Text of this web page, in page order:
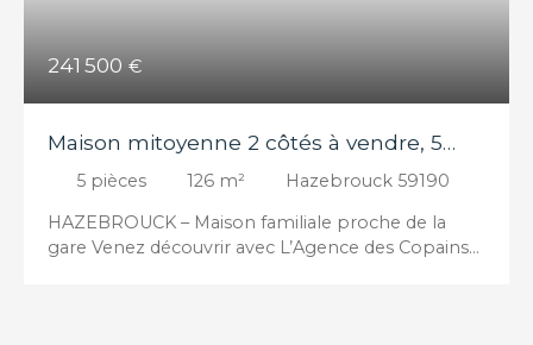
241 500 €
Maison mitoyenne 2 côtés à vendre, 5
pièces - Hazebrouck 59190
5 pièces 126 m²
Hazebrouck 59190
HAZEBROUCK – Maison familiale proche de la
gare Venez découvrir avec L’Agence des Copains